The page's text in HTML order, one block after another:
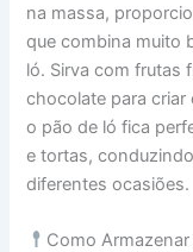
na massa,
que combina muito
ló. Sirva com frutas
chocolate para
o pão de ló fica
e tortas,
diferentes ocasiões.
Como